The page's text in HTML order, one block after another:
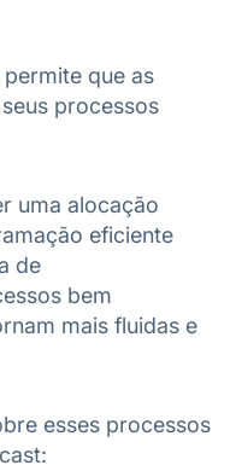
que as
processos
uma alocação
eficiente
de
bem
mais fluidas e
esses processos